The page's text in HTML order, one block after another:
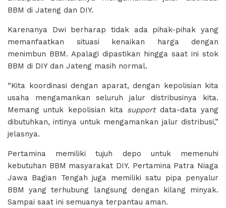
BBM di Jateng dan DIY.
Karenanya Dwi berharap tidak ada pihak-pihak yang
memanfaatkan situasi kenaikan harga dengan
menimbun BBM. Apalagi dipastikan hingga saat ini stok
BBM di DIY dan Jateng masih normal.
“Kita koordinasi dengan aparat, dengan kepolisian kita
usaha mengamankan seluruh jalur distribusinya kita.
Memang untuk kepolisian kita supportdata-data yang
dibutuhkan, intinya untuk mengamankan jalur distribusi,”
jelasnya.
Pertamina memiliki tujuh depo untuk memenuhi
kebutuhan BBM masyarakat DIY. Pertamina Patra Niaga
Jawa Bagian Tengah juga memiliki satu pipa penyalur
BBM yang terhubung langsung dengan kilang minyak.
Sampai saat ini semuanya terpantau aman.